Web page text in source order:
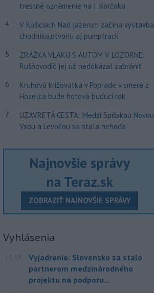
trestné oznámenie na I. Korčoka
4
V Košiciach Nad jazerom začína výstavba
chodníka,otvorili aj pumptrack
5
ZRÁŽKA VLAKU S AUTOM V LOZORNE:
Rušňovodič jej už nedokázal zabrániť
6
Kruhová križovatka v Poprade v smere z
Hozelca bude hotová budúci rok
7
UZAVRETÁ CESTA: Medzi Spišskou Novou
Vsou a Levočou sa stala nehoda
Najnovšie správy
na Teraz.sk
ZOBRAZIŤ NAJNOVŠIE SPRÁVY
Vyhlásenia
10:43
Vyjadrenie: Slovensko sa stalo
partnerom medzinárodného
projektu na podporu...